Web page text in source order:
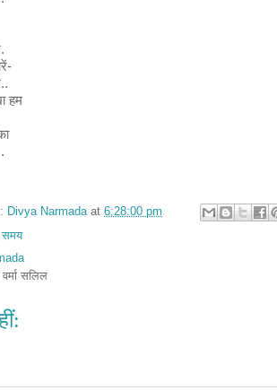
हम
Divya Narmada at 6:28:00 pm
समय
सलिल